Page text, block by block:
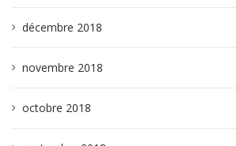
décembre 2018
novembre 2018
octobre 2018